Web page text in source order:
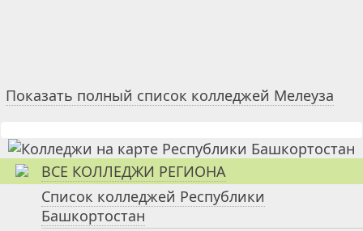
Показать полный список колледжей Мелеуза
ВСЕ КОЛЛЕДЖИ РЕГИОНА
Список колледжей Республики
Башкортостан